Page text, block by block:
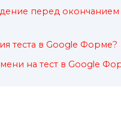
перед
теста в Google Форме?
на тест в Google